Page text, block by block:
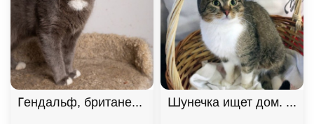
Гендальф, британец, особенный котик. В дар!,
Шунечка ищет дом. В